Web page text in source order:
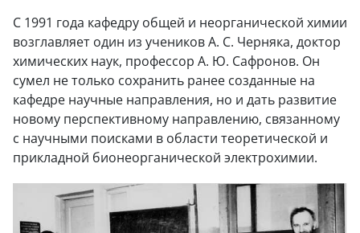
С 1991 года кафедру общей и неорганической химии
возглавляет один из учеников А. С. Черняка, доктор
химических наук, профессор А. Ю. Сафронов. Он
сумел не только сохранить ранее созданные на
кафедре научные направления, но и дать развитие
новому перспективному направлению, связанному
с научными поисками в области теоретической и
прикладной бионеорганической электрохимии.